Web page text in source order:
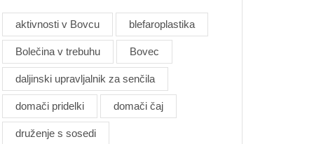
aktivnosti v Bovcu blefaroplastika
Bolečina v trebuhu Bovec
daljinski upravljalnik za senčila
domači pridelki domači čaj
druženje s sosedi